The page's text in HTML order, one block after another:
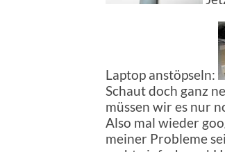
Laptop anstöpseln:
Schaut doch ganz
müssen wir es nur
Also mal wieder
meiner Probleme